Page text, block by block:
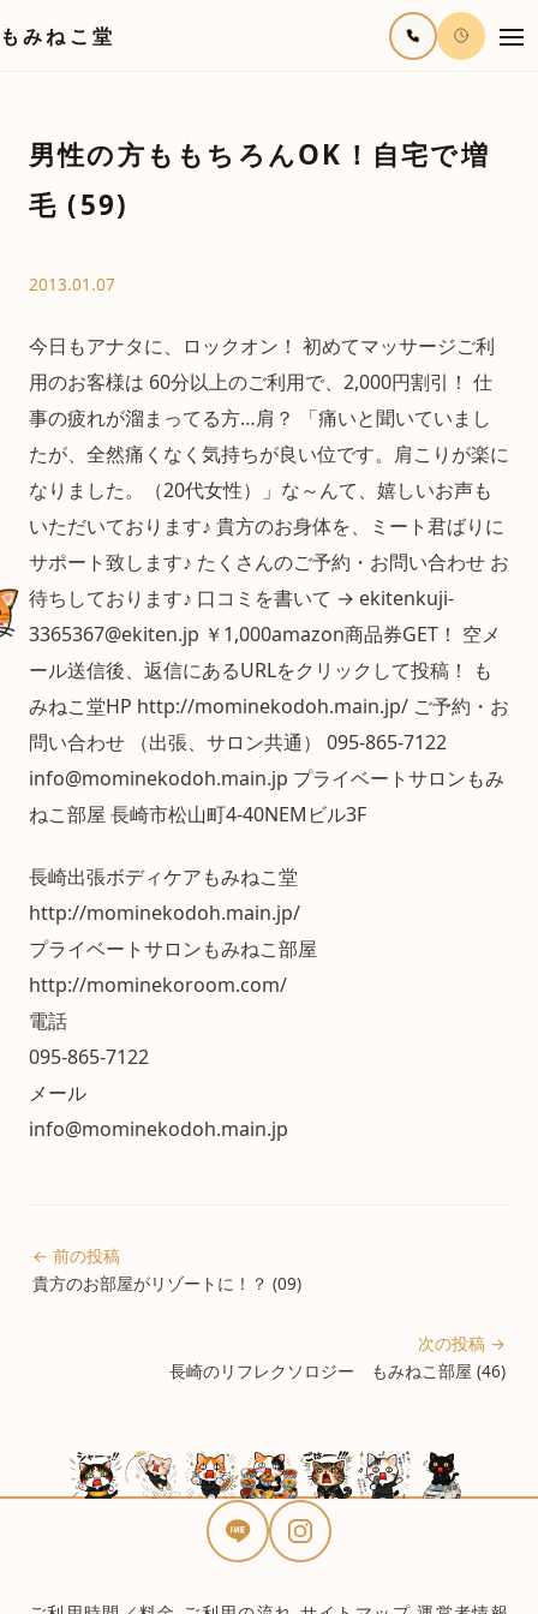
もみねこ堂
男性の方ももちろんOK！自宅で増
毛 (59)
2013.01.07
今日もアナタに、ロックオン！ 初めてマッサージご利
用のお客様は 60分以上のご利用で、2,000円割引！ 仕
事の疲れが溜まってる方…肩？ 「痛いと聞いていまし
たが、全然痛くなく気持ちが良い位です。肩こりが楽に
なりました。（20代女性）」な～んて、嬉しいお声も
いただいております♪ 貴方のお身体を、ミート君ばりに
サポート致します♪ たくさんのご予約・お問い合わせ お
待ちしております♪ 口コミを書いて → ekitenkuji-
3365367@ekiten.jp ￥1,000amazon商品券GET！ 空メ
ール送信後、返信にあるURLをクリックして投稿！ も
みねこ堂HP http://mominekodoh.main.jp/ ご予約・お
問い合わせ （出張、サロン共通） 095-865-7122
info@mominekodoh.main.jp プライベートサロンもみ
ねこ部屋 長崎市松山町4-40NEMビル3F
長崎出張ボディケアもみねこ堂
http://mominekodoh.main.jp/
プライベートサロンもみねこ部屋
http://mominekoroom.com/
電話
095-865-7122
メール
info@mominekodoh.main.jp
← 前の投稿
貴方のお部屋がリゾートに！？ (09)
次の投稿 →
長崎のリフレクソロジー もみねこ部屋 (46)